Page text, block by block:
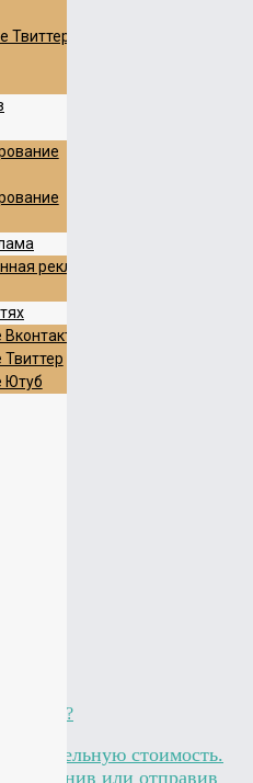
стоимость.
позвонив или отправив
Твиттер
реклама
Ютуб